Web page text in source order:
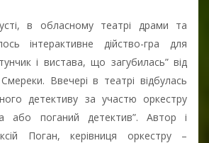
в обласному театрі драми та
інтерактивне дійство-гра для
і вистава, що загубилась” від
Ввечері в театрі відбулась
детективу за участю оркестру
або поганий детектив”. Автор і
Поган, керівниця оркестру –